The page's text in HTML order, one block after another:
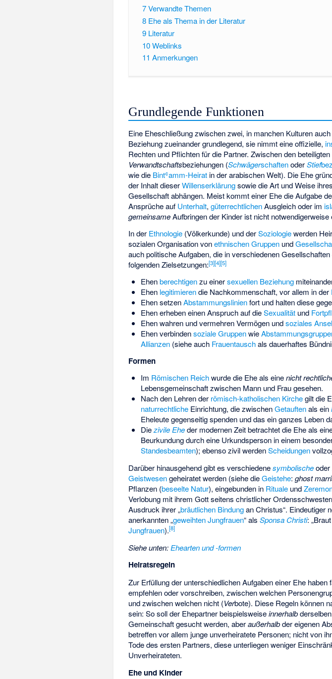
7Verwandte Themen
8 Ehe als Thema in der Literatur
9 Literatur
10Weblinks
11 Anmerkungen
Grundlegende Funktionen
Eine Eheschließung zwischen zwei, in manchen Kulturen
Beziehung zueinander grundlegend, sie nimmt eine offizielle,
Rechten und Pflichten für die Partner. Zwischen den
Verwandtschaftsbeziehungen (SchwägerschaftenoderStief
wie die Bintʿamm-Heirat in der arabischen Welt). Die Ehe
der Inhalt dieserWillenserklärungsowie die Art und Weise
Gesellschaft abhängen. Meist kommt einer Ehe die Aufgabe
Ansprüche auf Unterhalt,güterrechtlichenAusgleich oder im
gemeinsameAufbringen der Kinder ist nicht
In der Ethnologie (Völkerkunde) und derSoziologiewerden
sozialen Organisation vonethnischen Gruppen und
auch politische Aufgaben, die in verschiedenen
folgenden Zielsetzungen:[3][4][5]
Ehenberechtigenzu einersexuellen Beziehung
Ehen legitimierendie Nachkommenschaft, vor allem in der
Ehen setzenAbstammungslinienfort und halten diese
Ehen erheben einen Anspruch auf dieSexualitätund
Ehen wahren und vermehren Vermögen undsoziales
Ehen verbindensoziale Gruppenwie
Allianzen(siehe auch Frauentauschals dauerhaftes
Formen
Im Römischen Reichwurde die Ehe als einenicht
Lebensgemeinschaft zwischen Mann und Frau gesehen.
Nach den Lehren der römisch-katholischen Kirchegilt die
naturrechtlicheEinrichtung, die zwischenGetauftenals ein
Eheleute gegenseitig spenden und das ein ganzes Leben
Diezivile Eheder modernen Zeit betrachtet die Ehe als
Beurkundung durch eine Urkundsperson in einem
Standesbeamten); ebenso zivil werdenScheidungen
Darüber hinausgehend gibt es verschiedenesymbolischeoder
Geistwesengeheiratet werden (siehe dieGeistehe:ghost
Pflanzen (beseelte Natur), eingebunden in Rituale und
Verlobung mit ihrem Gott seitens christlicher
Ausdruck ihrer „bräutlichen Bindungan Christus“. Eindeutiger
anerkannten „geweihten Jungfrauen“ alsSponsa Christi:
Jungfrauen).[8]
Siehe unten: Ehearten und -formen
Heiratsregeln
Zur Erfüllung der unterschiedlichen Aufgaben einer Ehe
empfehlen oder vorschreiben, zwischen welchen
und zwischen welchen nicht (Verbote). Diese Regeln können
sein: So soll der Ehepartner beispielsweiseinnerhalb
Gemeinschaft gesucht werden, aberaußerhalbder eigenen
betreffen vor allem junge unverheiratete Personen; nicht von
Tode des ersten Partners, diese unterliegen weniger
Unverheirateten.
Ehe und Kinder